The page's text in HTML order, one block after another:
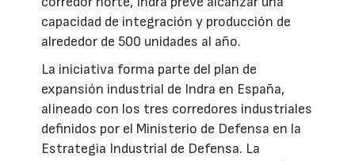
capacidad de integración y producción de
alrededor de 500 unidades al año.
La iniciativa forma parte del plan de
expansión industrial de Indra en España,
alineado con los tres corredores industriales
definidos por el Ministerio de Defensa en la
Estrategia Industrial de Defensa. La